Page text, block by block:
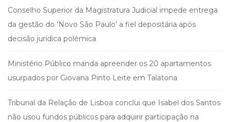
Conselho Superior da Magistratura Judicial impede entrega
da gestão do ‘Novo São Paulo’ a fiel depositária após
decisão jurídica polémica
Ministério Público manda apreender os 20 apartamentos
usurpados por Giovana Pinto Leite em Talatona
Tribunal da Relação de Lisboa conclui que Isabel dos Santos
não usou fundos públicos para adquirir participação na